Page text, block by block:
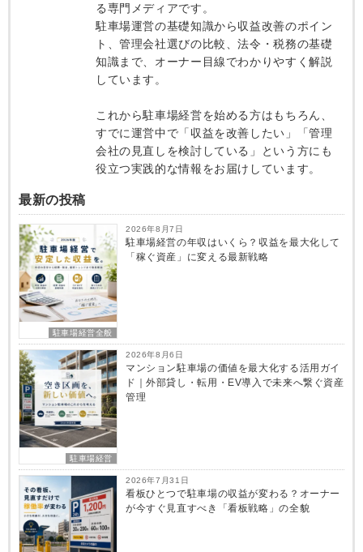
る専門メディアです。
駐車場運営の基礎知識から収益改善のポイン
ト、管理会社選びの比較、法令・税務の基礎
知識まで、オーナー目線でわかりやすく解説
しています。
これから駐車場経営を始める方はもちろん、
すでに運営中で「収益を改善したい」「管理
会社の見直しを検討している」という方にも
役立つ実践的な情報をお届けしています。
最新の投稿
駐車場経営全般
2026年8月7日
駐車場経営の年収はいくら？収益を最大化して
「稼ぐ資産」に変える最新戦略
駐車場経営
2026年8月6日
マンション駐車場の価値を最大化する活用ガイ
ド｜外部貸し・転用・EV導入で未来へ繋ぐ資産
管理
2026年7月31日
看板ひとつで駐車場の収益が変わる？オーナー
が今すぐ見直すべき「看板戦略」の全貌